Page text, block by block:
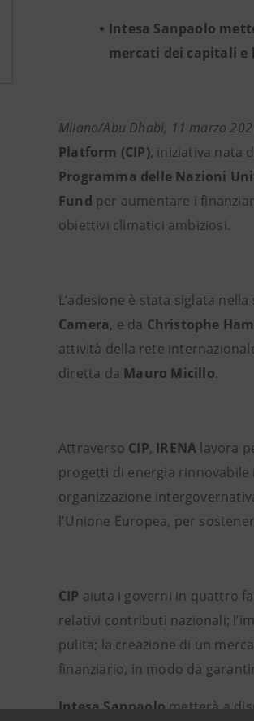
Intesa Sanpaolo
mercati dei capitali e
Milano/Abu Dhabi, 11 marzo
Platform (CIP), iniziativa nata
Programma delle Nazioni
Fund per aumentare i
obiettivi climatici ambiziosi.
L’adesione è stata siglata nella
Camera, e da Christophe
attività della rete
diretta da Mauro Micillo.
Attraverso CIP, IRENA lavora
progetti di energia
organizzazione
l'Unione Europea, per
CIP aiuta i governi in quattro
relativi contributi nazionali;
pulita; la creazione di un
finanziario, in modo da
Intesa Sanpaolometterà a